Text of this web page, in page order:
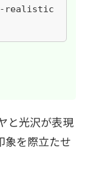
realistic
と光沢が表現
象を際立たせ